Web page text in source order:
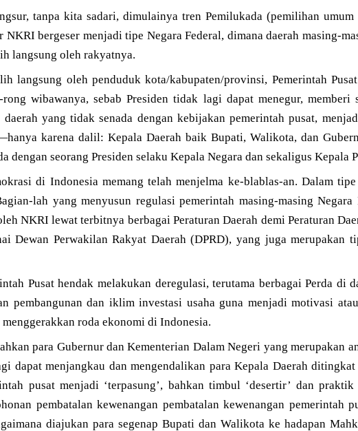
tanpa kita sadari, dimulainya tren Pemilukada (pemilihan
NKRI bergeser menjadi tipe Negara Federal, dimana daerah masing-
langsung oleh rakyatnya.
langsung oleh penduduk kota/kabupaten/provinsi, Pemerintah
wibawanya, sebab Presiden tidak lagi dapat menegur, memberi
yang tidak senada dengan kebijakan pemerintah pusat,
karena dalil: Kepala Daerah baik Bupati, Walikota, dan
dengan seorang Presiden selaku Kepala Negara dan sekaligus Kepala
di Indonesia memang telah menjelma ke-blablas-an. Dalam
lah yang menyusun regulasi pemerintah masing-masing
NKRI lewat terbitnya berbagai Peraturan Daerah demi Peraturan
Dewan Perwakilan Rakyat Daerah (DPRD), yang juga merupakan
Pusat hendak melakukan deregulasi, terutama berbagai Perda di
pembangunan dan iklim investasi usaha guna menjadi motivasi
roda ekonomi di Indonesia.
para Gubernur dan Kementerian Dalam Negeri yang merupakan
dapat menjangkau dan mengendalikan para Kepala Daerah
pusat menjadi ‘terpasung’, bahkan timbul ‘desertir’ dan praktik
pembatalan kewenangan pembatalan kewenangan pemerintah
diajukan para segenap Bupati dan Walikota ke hadapan